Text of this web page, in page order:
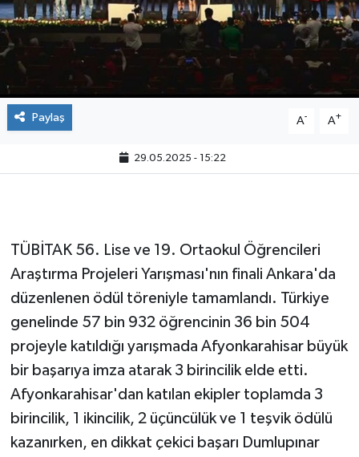
Paylaş A- A+
29.05.2025 - 15:22
TÜBİTAK 56. Lise ve 19. Ortaokul Öğrencileri
Araştırma Projeleri Yarışması'nın finali Ankara'da
düzenlenen ödül töreniyle tamamlandı. Türkiye
genelinde 57 bin 932 öğrencinin 36 bin 504
projeyle katıldığı yarışmada Afyonkarahisar büyük
bir başarıya imza atarak 3 birincilik elde etti.
Afyonkarahisar'dan katılan ekipler toplamda 3
birincilik, 1 ikincilik, 2 üçüncülük ve 1 teşvik ödülü
kazanırken, en dikkat çekici başarı Dumlupınar